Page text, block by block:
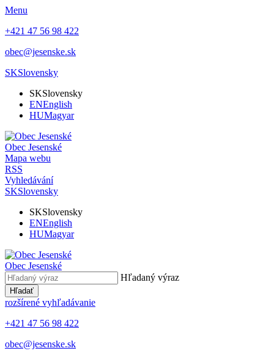
Menu
+421 47 56 98 422
obec@jesenske.sk
SKSlovensky
SKSlovensky
ENEnglish
HUMagyar
Obec Jesenské
Mapa webu
RSS
Vyhledávání
SKSlovensky
SKSlovensky
ENEnglish
HUMagyar
Obec Jesenské
Hľadaný výraz
Hľadať
rozšírené vyhľadávanie
+421 47 56 98 422
obec@jesenske.sk